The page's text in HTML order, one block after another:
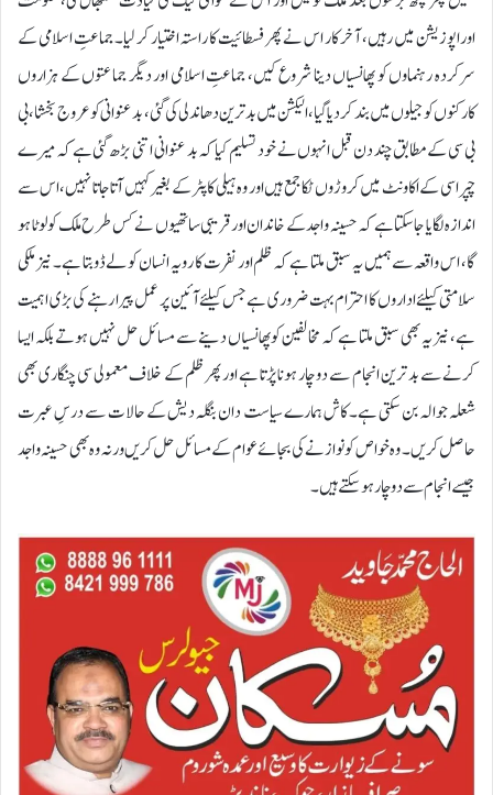
اوراپوزیشن میں رہیں، آخر کار اس نے پھر فسطائیت کا راستہ اختیار کر لیا۔ جماعتِ اسلامی کے
سرکردہ رہنماوں کو پھانسیاں دینا شروع کیں، جماعتِ اسلامی اور دیگر جماعتوں کے ہزاروں
کارکنوں کو جیلوں میں بند کر دیا گیا، الیکشن میں بدترین دھاندلی کی گئی، بدعنوانی کو عروج بخشا، بی
بی سی کے مطابق چند دن قبل انہوں نے خود تسلیم کیا کہ بد عنوانی اتنی بڑھ گئی ہے کہ میرے
چپراسی کے اکاونٹ میں کروڑوں ٹکا جمع ہیں اور وہ ہیلی کاپٹر کے بغیر کہیں آتا جاتا نہیں، اس سے
اندازہ لگایا جاسکتا ہے کہ حسینہ واجد کے خاندان اور قریبی ساتھیوں نے کس طرح ملک کو لوٹا ہو
گا، اس واقعہ سے ہمیں یہ سبق ملتا ہے کہ ظلم اور نفرت کا رویہ انسان کو لے ڈوبتا ہے۔ نیز ملکی
سلامتی کیلئے اداروں کا احترام بہت ضروری ہے جس کیلئے آئین پر عمل پیرا رہنے کی بڑی اہمیت
ہے، نیز یہ بھی سبق ملتا ہے کہ مخالفین کو پھانسیاں دینے سے مسائل حل نہیں ہوتے بلکہ ایسا
کرنے سے بد ترین انجام سے دو چار ہونا پڑتا ہے اور پھر ظلم کے خلاف معمولی سی چنگاری بھی
شعلہ جوالہ بن سکتی ہے۔ کاش ہمارے سیاست دان بنگلہ دیش کے حالات سے درسِ عبرت
حاصل کریں۔ وہ خواص کو نوازنے کی بجائے عوام کے مسائل حل کریں ورنہ وہ بھی حسینہ واجد
جیسے انجام سے دو چار ہو سکتے ہیں۔